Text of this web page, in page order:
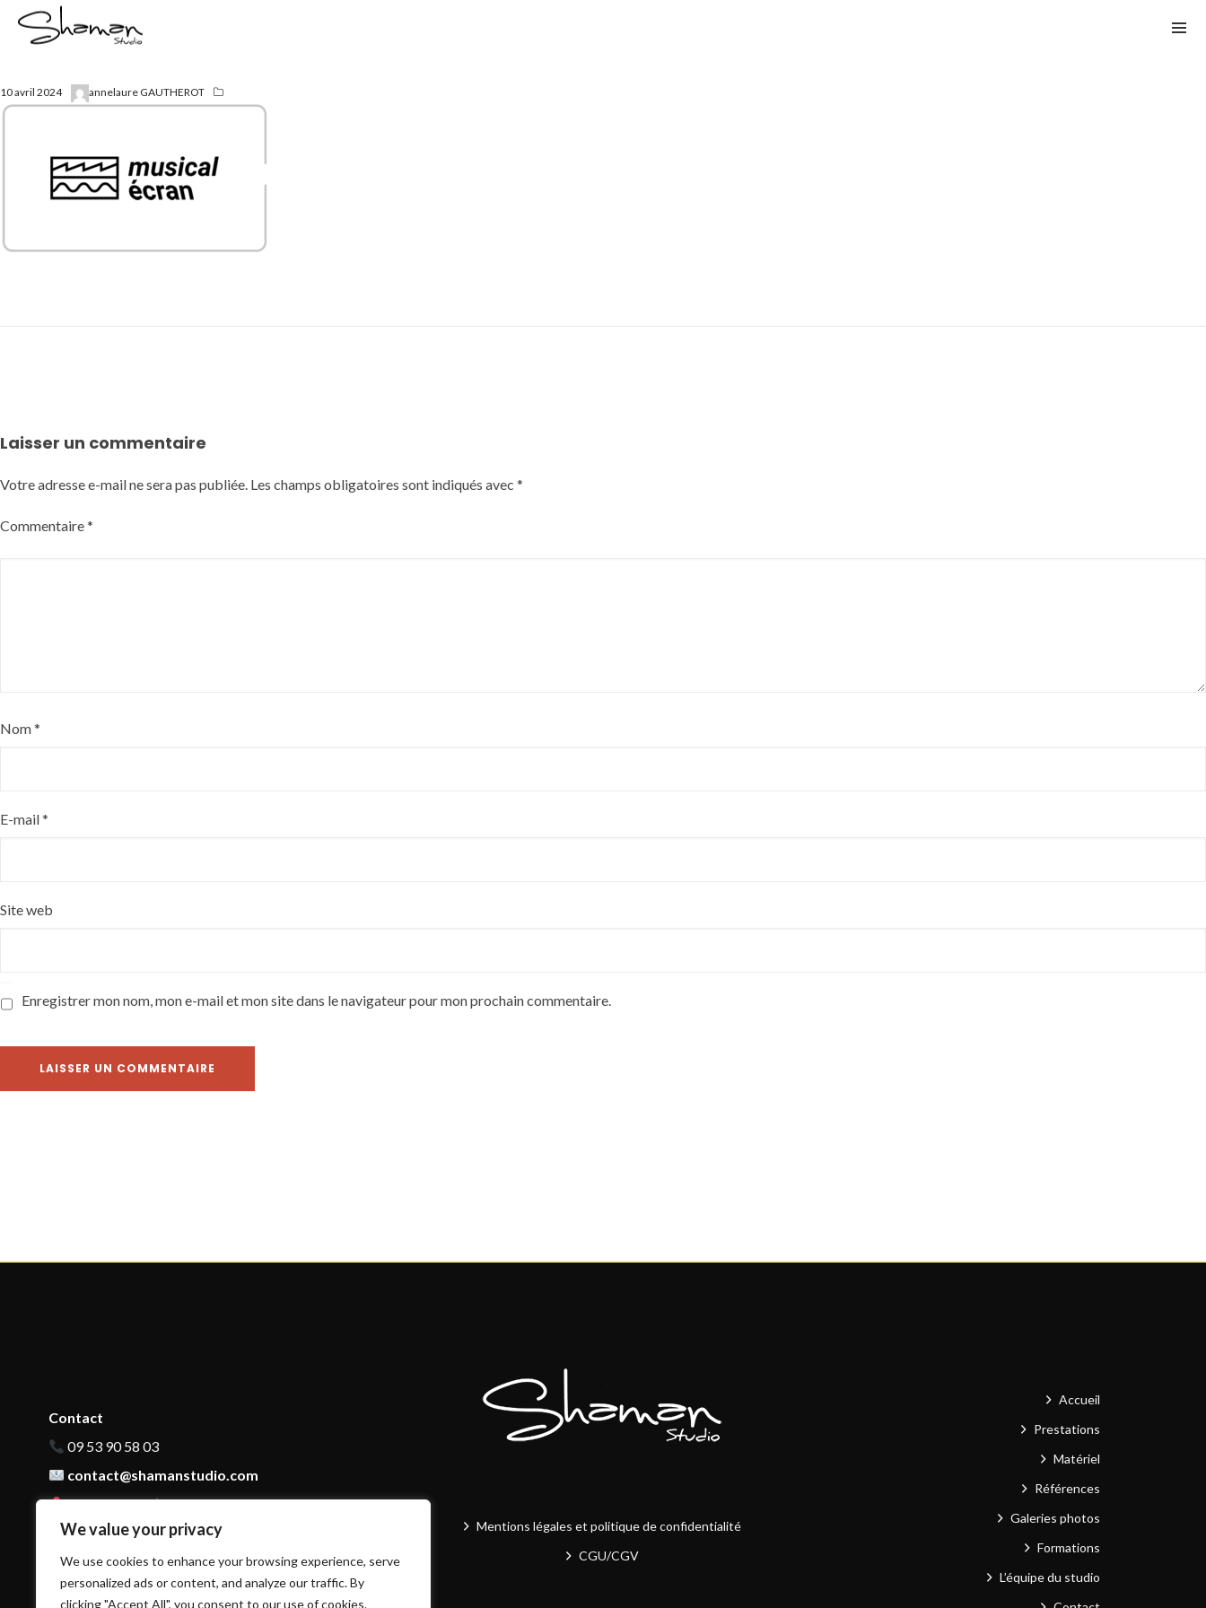
We value your privacy
We use cookies to enhance your browsing experience, serve
personalized ads or content, and analyze our traffic. By
clicking "Accept All", you consent to our use of cookies.
10 avril 2024 annelaure GAUTHEROT
Laisser un commentaire
Votre adresse e-mail ne sera pas publiée. Les champs obligatoires sont indiqués avec *
Commentaire*
Nom*
E-mail*
Site web
Enregistrer mon nom, mon e-mail et mon site dans le navigateur pour mon prochain commentaire.
Contact
09 53 90 58 03
contact@shamanstudio.com
140 Cours de l’Yser Bordeaux, 33800 France
Mentions légales et politique de confidentialité
CGU/CGV
Accueil
Prestations
Matériel
Références
Galeries photos
Formations
L’équipe du studio